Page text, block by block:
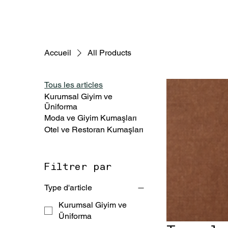
Accueil All Products
Tous les articles
Kurumsal Giyim ve
Üniforma
Moda ve Giyim Kumaşları
Otel ve Restoran Kumaşları
Filtrer par
Type d'article
Kurumsal Giyim ve
Üniforma